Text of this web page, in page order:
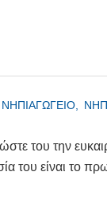
ΝΗΠΙΑΓΩΓΕΙΟ,
του την
του είναι το